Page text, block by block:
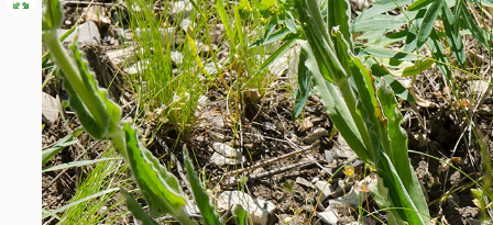
Лжесмолёвка клейкая
Скрытолепестник липкий
Смолёвка липкая
Элизанта клейкая
Элизанта липкая
Элизанте клейкая
Элизанте липкая